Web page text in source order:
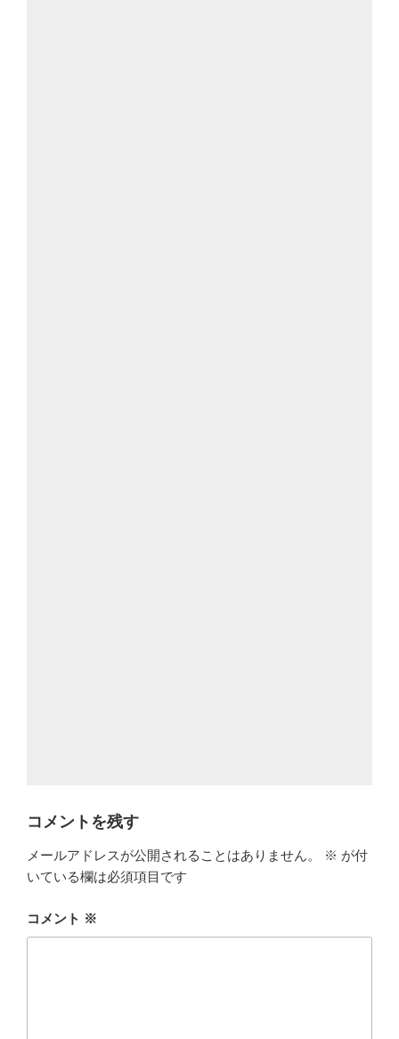
コメントを残す
メールアドレスが公開されることはありません。 ※ が付
いている欄は必須項目です
コメント ※